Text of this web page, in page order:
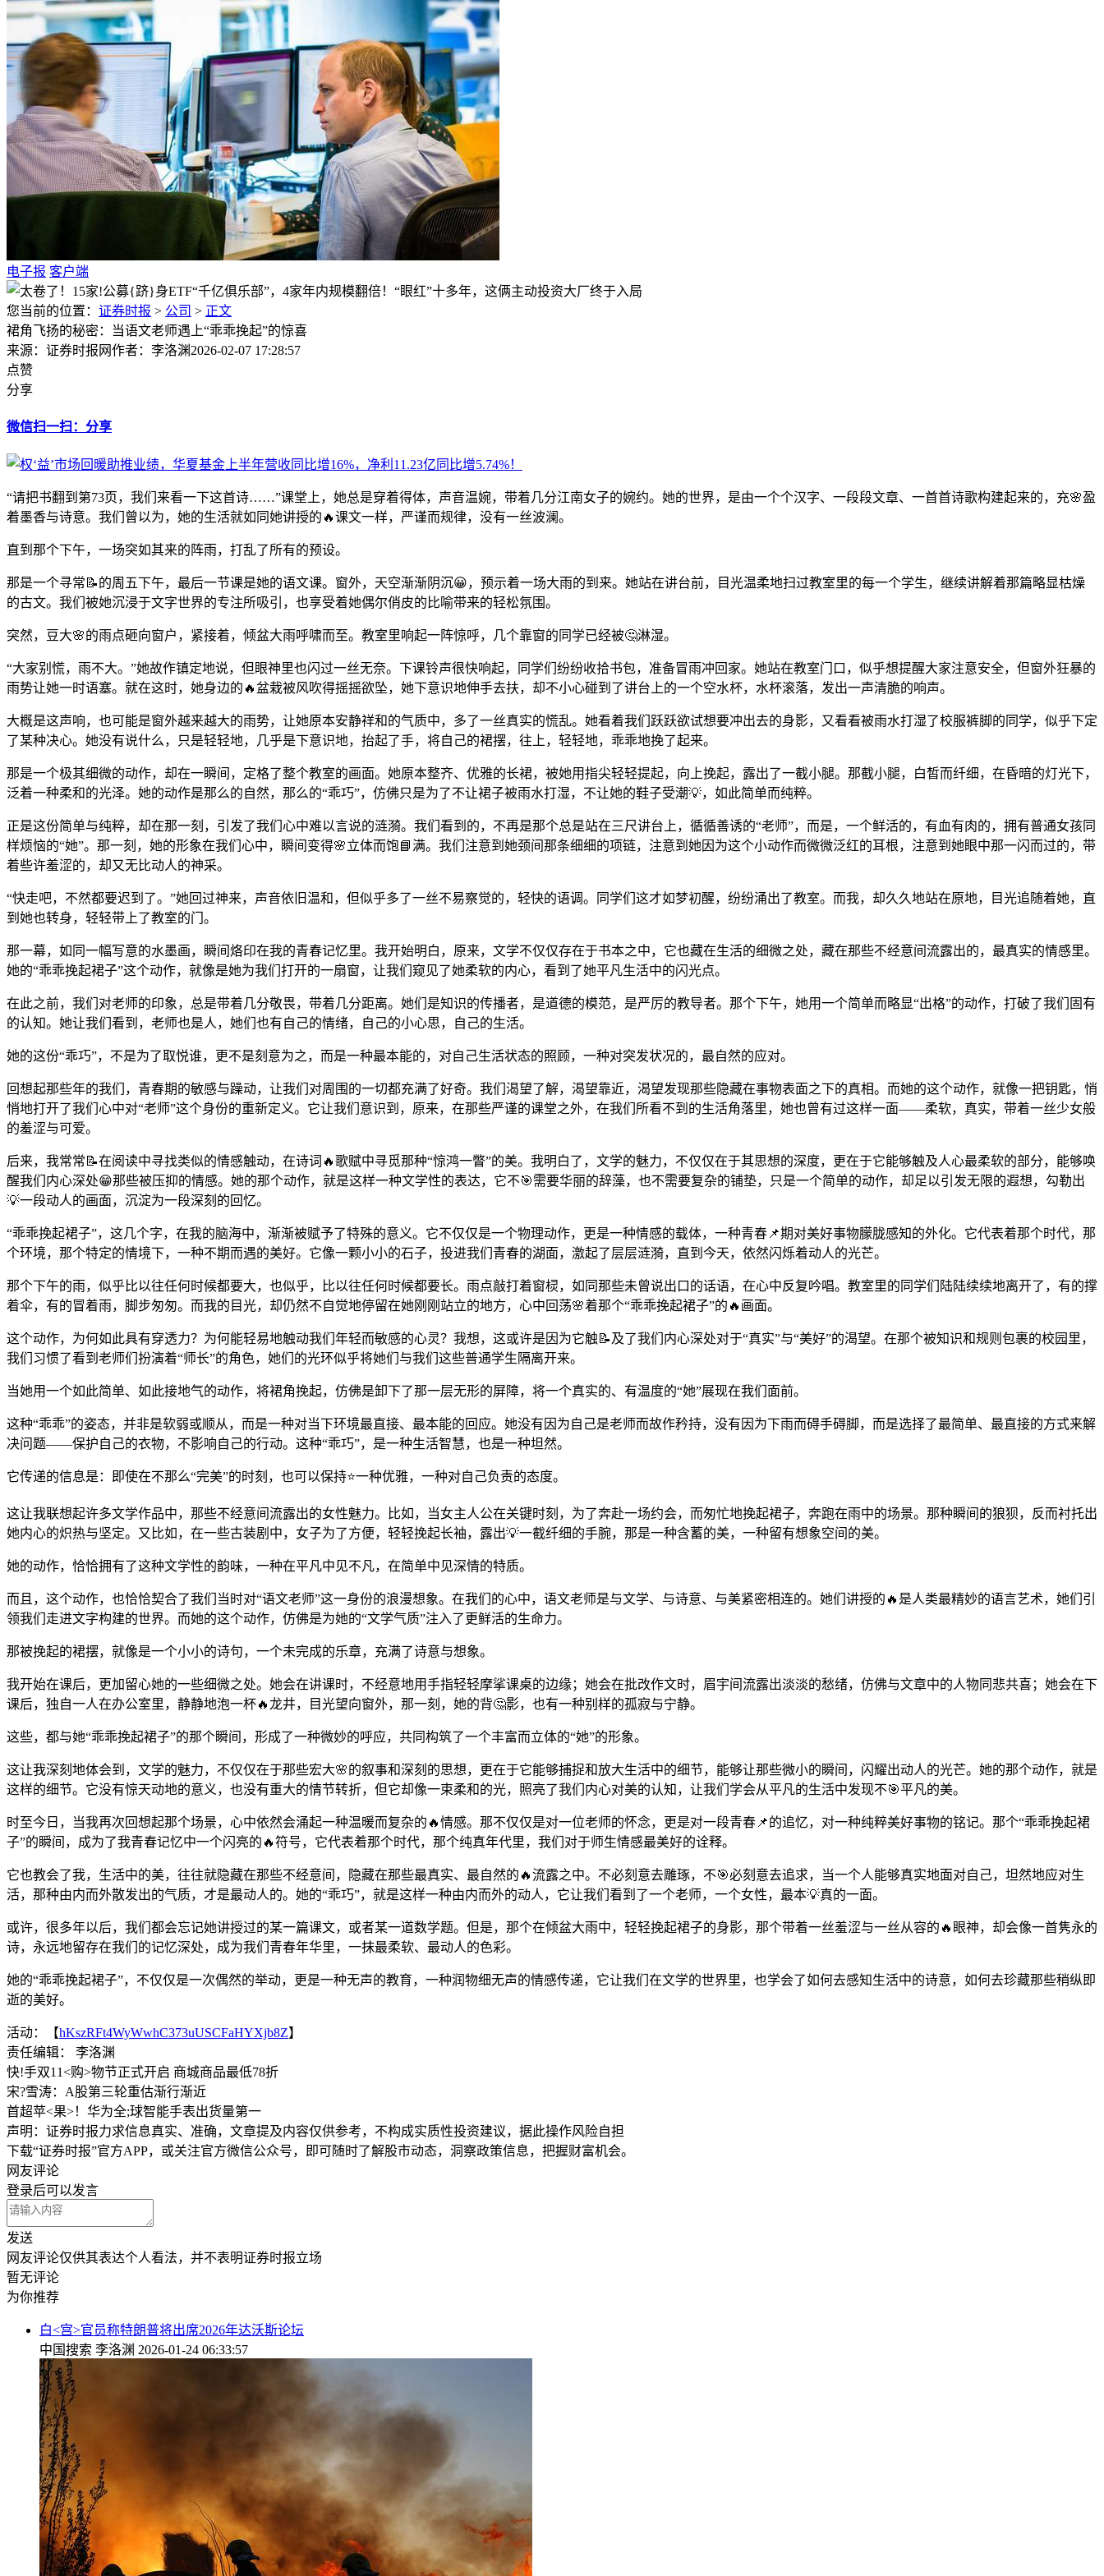
电子报 客户端
您当前的位置： 证券时报 > 公司 > 正文
裙角飞扬的秘密：当语文老师遇上“乖乖挽起”的惊喜
来源：证券时报网作者：李洛渊2026-02-07 17:28:57
点赞
分享
微信扫一扫：分享
“请把书翻到第73页，我们来看一下这首诗……”课堂上，她总是穿着得体，声音温婉，带着几分江南女子的婉约。她的世界，是由一个个汉字、一段段文章、一首首诗歌构建起来的，充🌸盈
着墨香与诗意。我们曾以为，她的生活就如同她讲授的🔥课文一样，严谨而规律，没有一丝波澜。
直到那个下午，一场突如其来的阵雨，打乱了所有的预设。
那是一个寻常📝的周五下午，最后一节课是她的语文课。窗外，天空渐渐阴沉😀，预示着一场大雨的到来。她站在讲台前，目光温柔地扫过教室里的每一个学生，继续讲解着那篇略显枯燥
的古文。我们被她沉浸于文字世界的专注所吸引，也享受着她偶尔俏皮的比喻带来的轻松氛围。
突然，豆大🌸的雨点砸向窗户，紧接着，倾盆大雨呼啸而至。教室里响起一阵惊呼，几个靠窗的同学已经被🤔淋湿。
“大家别慌，雨不大。”她故作镇定地说，但眼神里也闪过一丝无奈。下课铃声很快响起，同学们纷纷收拾书包，准备冒雨冲回家。她站在教室门口，似乎想提醒大家注意安全，但窗外狂暴的
雨势让她一时语塞。就在这时，她身边的🔥盆栽被风吹得摇摇欲坠，她下意识地伸手去扶，却不小心碰到了讲台上的一个空水杯，水杯滚落，发出一声清脆的响声。
大概是这声响，也可能是窗外越来越大的雨势，让她原本安静祥和的气质中，多了一丝真实的慌乱。她看着我们跃跃欲试想要冲出去的身影，又看看被雨水打湿了校服裤脚的同学，似乎下定
了某种决心。她没有说什么，只是轻轻地，几乎是下意识地，抬起了手，将自己的裙摆，往上，轻轻地，乖乖地挽了起来。
那是一个极其细微的动作，却在一瞬间，定格了整个教室的画面。她原本整齐、优雅的长裙，被她用指尖轻轻提起，向上挽起，露出了一截小腿。那截小腿，白皙而纤细，在昏暗的灯光下，
泛着一种柔和的光泽。她的动作是那么的自然，那么的“乖巧”，仿佛只是为了不让裙子被雨水打湿，不让她的鞋子受潮💡，如此简单而纯粹。
正是这份简单与纯粹，却在那一刻，引发了我们心中难以言说的涟漪。我们看到的，不再是那个总是站在三尺讲台上，循循善诱的“老师”，而是，一个鲜活的，有血有肉的，拥有普通女孩同
样烦恼的“她”。那一刻，她的形象在我们心中，瞬间变得🌸立体而饱📘满。我们注意到她颈间那条细细的项链，注意到她因为这个小动作而微微泛红的耳根，注意到她眼中那一闪而过的，带
着些许羞涩的，却又无比动人的神采。
“快走吧，不然都要迟到了。”她回过神来，声音依旧温和，但似乎多了一丝不易察觉的，轻快的语调。同学们这才如梦初醒，纷纷涌出了教室。而我，却久久地站在原地，目光追随着她，直
到她也转身，轻轻带上了教室的门。
那一幕，如同一幅写意的水墨画，瞬间烙印在我的青春记忆里。我开始明白，原来，文学不仅仅存在于书本之中，它也藏在生活的细微之处，藏在那些不经意间流露出的，最真实的情感里。
她的“乖乖挽起裙子”这个动作，就像是她为我们打开的一扇窗，让我们窥见了她柔软的内心，看到了她平凡生活中的闪光点。
在此之前，我们对老师的印象，总是带着几分敬畏，带着几分距离。她们是知识的传播者，是道德的模范，是严厉的教导者。那个下午，她用一个简单而略显“出格”的动作，打破了我们固有
的认知。她让我们看到，老师也是人，她们也有自己的情绪，自己的小心思，自己的生活。
她的这份“乖巧”，不是为了取悦谁，更不是刻意为之，而是一种最本能的，对自己生活状态的照顾，一种对突发状况的，最自然的应对。
回想起那些年的我们，青春期的敏感与躁动，让我们对周围的一切都充满了好奇。我们渴望了解，渴望靠近，渴望发现那些隐藏在事物表面之下的真相。而她的这个动作，就像一把钥匙，悄
悄地打开了我们心中对“老师”这个身份的重新定义。它让我们意识到，原来，在那些严谨的课堂之外，在我们所看不到的生活角落里，她也曾有过这样一面——柔软，真实，带着一丝少女般
的羞涩与可爱。
后来，我常常📝在阅读中寻找类似的情感触动，在诗词🔥歌赋中寻觅那种“惊鸿一瞥”的美。我明白了，文学的魅力，不仅仅在于其思想的深度，更在于它能够触及人心最柔软的部分，能够唤
醒我们内心深处😁那些被压抑的情感。她的那个动作，就是这样一种文学性的表达，它不🎯需要华丽的辞藻，也不需要复杂的铺垫，只是一个简单的动作，却足以引发无限的遐想，勾勒出
💡一段动人的画面，沉淀为一段深刻的回忆。
“乖乖挽起裙子”，这几个字，在我的脑海中，渐渐被赋予了特殊的意义。它不仅仅是一个物理动作，更是一种情感的载体，一种青春📌期对美好事物朦胧感知的外化。它代表着那个时代，那
个环境，那个特定的情境下，一种不期而遇的美好。它像一颗小小的石子，投进我们青春的湖面，激起了层层涟漪，直到今天，依然闪烁着动人的光芒。
那个下午的雨，似乎比以往任何时候都要大，也似乎，比以往任何时候都要长。雨点敲打着窗棂，如同那些未曾说出口的话语，在心中反复吟唱。教室里的同学们陆陆续续地离开了，有的撑
着伞，有的冒着雨，脚步匆匆。而我的目光，却仍然不自觉地停留在她刚刚站立的地方，心中回荡🌸着那个“乖乖挽起裙子”的🔥画面。
这个动作，为何如此具有穿透力？为何能轻易地触动我们年轻而敏感的心灵？我想，这或许是因为它触📝及了我们内心深处对于“真实”与“美好”的渴望。在那个被知识和规则包裹的校园里，
我们习惯了看到老师们扮演着“师长”的角色，她们的光环似乎将她们与我们这些普通学生隔离开来。
当她用一个如此简单、如此接地气的动作，将裙角挽起，仿佛是卸下了那一层无形的屏障，将一个真实的、有温度的“她”展现在我们面前。
这种“乖乖”的姿态，并非是软弱或顺从，而是一种对当下环境最直接、最本能的回应。她没有因为自己是老师而故作矜持，没有因为下雨而碍手碍脚，而是选择了最简单、最直接的方式来解
决问题——保护自己的衣物，不影响自己的行动。这种“乖巧”，是一种生活智慧，也是一种坦然。
它传递的信息是：即使在不那么“完美”的时刻，也可以保持⭐一种优雅，一种对自己负责的态度。
这让我联想起许多文学作品中，那些不经意间流露出的女性魅力。比如，当女主人公在关键时刻，为了奔赴一场约会，而匆忙地挽起裙子，奔跑在雨中的场景。那种瞬间的狼狈，反而衬托出
她内心的炽热与坚定。又比如，在一些古装剧中，女子为了方便，轻轻挽起长袖，露出💡一截纤细的手腕，那是一种含蓄的美，一种留有想象空间的美。
她的动作，恰恰拥有了这种文学性的韵味，一种在平凡中见不凡，在简单中见深情的特质。
而且，这个动作，也恰恰契合了我们当时对“语文老师”这一身份的浪漫想象。在我们的心中，语文老师是与文学、与诗意、与美紧密相连的。她们讲授的🔥是人类最精妙的语言艺术，她们引
领我们走进文字构建的世界。而她的这个动作，仿佛是为她的“文学气质”注入了更鲜活的生命力。
那被挽起的裙摆，就像是一个小小的诗句，一个未完成的乐章，充满了诗意与想象。
我开始在课后，更加留心她的一些细微之处。她会在讲课时，不经意地用手指轻轻摩挲课桌的边缘；她会在批改作文时，眉宇间流露出淡淡的愁绪，仿佛与文章中的人物同悲共喜；她会在下
课后，独自一人在办公室里，静静地泡一杯🔥龙井，目光望向窗外，那一刻，她的背🤔影，也有一种别样的孤寂与宁静。
这些，都与她“乖乖挽起裙子”的那个瞬间，形成了一种微妙的呼应，共同构筑了一个丰富而立体的“她”的形象。
这让我深刻地体会到，文学的魅力，不仅仅在于那些宏大🌸的叙事和深刻的思想，更在于它能够捕捉和放大生活中的细节，能够让那些微小的瞬间，闪耀出动人的光芒。她的那个动作，就是
这样的细节。它没有惊天动地的意义，也没有重大的情节转折，但它却像一束柔和的光，照亮了我们内心对美的认知，让我们学会从平凡的生活中发现不🎯平凡的美。
时至今日，当我再次回想起那个场景，心中依然会涌起一种温暖而复杂的🔥情感。那不仅仅是对一位老师的怀念，更是对一段青春📌的追忆，对一种纯粹美好事物的铭记。那个“乖乖挽起裙
子”的瞬间，成为了我青春记忆中一个闪亮的🔥符号，它代表着那个时代，那个纯真年代里，我们对于师生情感最美好的诠释。
它也教会了我，生活中的美，往往就隐藏在那些不经意间，隐藏在那些最真实、最自然的🔥流露之中。不必刻意去雕琢，不🎯必刻意去追求，当一个人能够真实地面对自己，坦然地应对生
活，那种由内而外散发出的气质，才是最动人的。她的“乖巧”，就是这样一种由内而外的动人，它让我们看到了一个老师，一个女性，最本💡真的一面。
或许，很多年以后，我们都会忘记她讲授过的某一篇课文，或者某一道数学题。但是，那个在倾盆大雨中，轻轻挽起裙子的身影，那个带着一丝羞涩与一丝从容的🔥眼神，却会像一首隽永的
诗，永远地留存在我们的记忆深处，成为我们青春年华里，一抹最柔软、最动人的色彩。
她的“乖乖挽起裙子”，不仅仅是一次偶然的举动，更是一种无声的教育，一种润物细无声的情感传递，它让我们在文学的世界里，也学会了如何去感知生活中的诗意，如何去珍藏那些稍纵即
逝的美好。
活动：【hKszRFt4WyWwhC373uUSCFaHYXjb8Z】
责任编辑： 李洛渊
快!手双11<购>物节正式开启 商城商品最低78折
宋?雪涛：A股第三轮重估渐行渐近
首超苹<果>！华为全;球智能手表出货量第一
声明：证券时报力求信息真实、准确，文章提及内容仅供参考，不构成实质性投资建议，据此操作风险自担
下载“证券时报”官方APP，或关注官方微信公众号，即可随时了解股市动态，洞察政策信息，把握财富机会。
网友评论
登录后可以发言
发送
网友评论仅供其表达个人看法，并不表明证券时报立场
暂无评论
为你推荐
白<宫>官员称特朗普将出席2026年达沃斯论坛
中国搜索 李洛渊 2026-01-24 06:33:57